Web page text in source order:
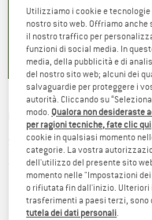
+
5,0(1)
GREENBOMB -
shirt
(0)
Utilizziamo i cookie e
nostro sito web. Offriamo
il nostro traffico per
funzioni di social media. In
media, della pubblicità e di
del nostro sito web; alcuni dei
salvaguardie per proteggere i
autorità. Cliccando su
modo. Qualora non desideraste
per ragioni tecniche, fate clic qui
cookie in qualsiasi momento
categorie. La vostra
dell'utilizzo del presente sito
momento nelle "Impostazioni
o rifiutata fin dall'inizio. Ulteriori
trasferimenti a paesi terzi,
tutela dei dati personali.